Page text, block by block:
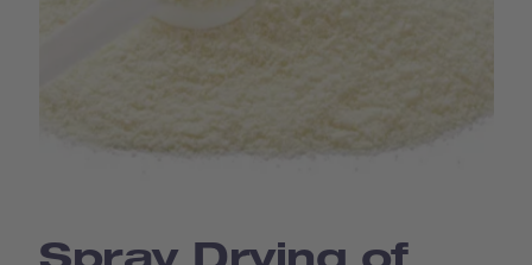
Spray Drying of